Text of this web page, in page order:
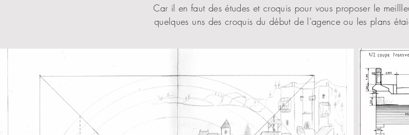
Car il en faut des études et croquis pour vous proposer le
quelques uns des croquis du début de l'agence ou les plans